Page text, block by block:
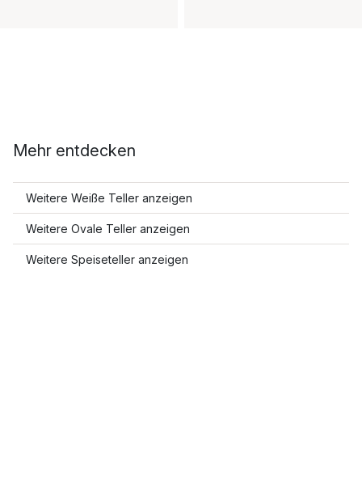
Mehr entdecken
Weitere Weiße Teller anzeigen
Weitere Ovale Teller anzeigen
Weitere Speiseteller anzeigen